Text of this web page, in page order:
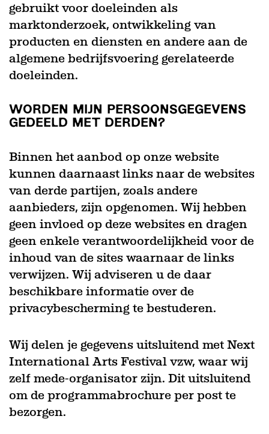
gebruikt voor doeleinden als
marktonderzoek, ontwikkeling van
producten en diensten en andere aan de
algemene bedrijfsvoering gerelateerde
doeleinden.
WORDEN MIJN PERSOONSGEGEVENS
GEDEELD MET DERDEN?
Binnen het aanbod op onze website
kunnen daarnaast links naar de websites
van derde partijen, zoals andere
aanbieders, zijn opgenomen. Wij hebben
geen invloed op deze websites en dragen
geen enkele verantwoordelijkheid voor de
inhoud van de sites waarnaar de links
verwijzen. Wij adviseren u de daar
beschikbare informatie over de
privacybescherming te bestuderen.
Wij delen je gegevens uitsluitend met Next
International Arts Festival vzw, waar wij
zelf mede-organisator zijn. Dit uitsluitend
om de programmabrochure per post te
bezorgen.